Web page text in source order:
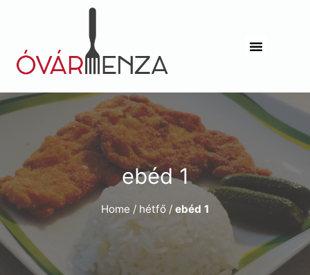
ebéd 1
Home / hétfő / ebéd 1